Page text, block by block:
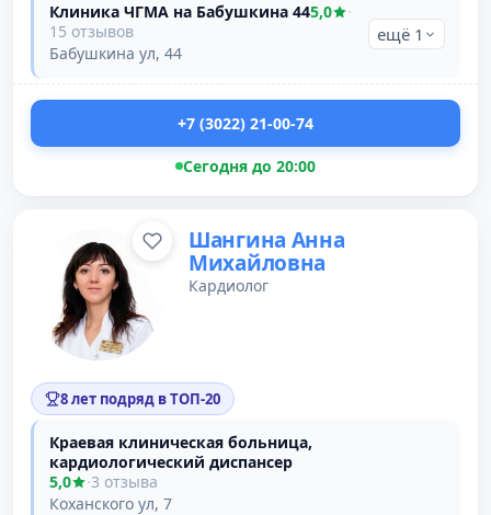
Клиника ЧГМА на Бабушкина 445,0
·
15 отзывов
Бабушкина ул, 44
ещё 1
+7 (3022) 21-00-74
Сегодня до 20:00
Шангина Анна
Михайловна
Кардиолог
8 лет подряд в ТОП-20
Краевая клиническая больница,
кардиологический диспансер
5,0
·3 отзыва
Коханского ул, 7